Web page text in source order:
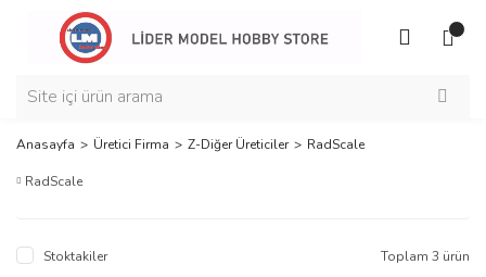
Anasayfa Üretici Firma Z-Diğer Üreticiler RadScale
RadScale
Stoktakiler Toplam 3 ürün